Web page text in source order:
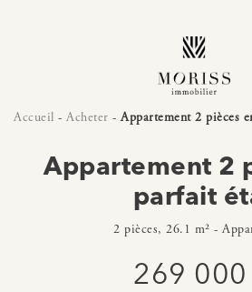
Accueil - Acheter -Appartement 2 pièces
Appartement 2
parfait
2 pièces, 26.1 m² -
269 000